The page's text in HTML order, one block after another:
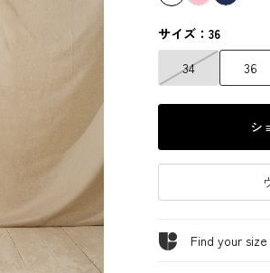
サイズ：36
34 36
シ
Find your size